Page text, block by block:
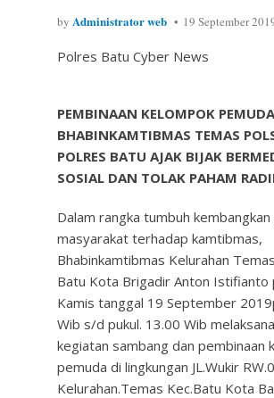
by Administrator web 19 September
Polres Batu Cyber News
PEMBINAAN KELOMPOK
BHABINKAMTIBMAS TEMAS
POLRES BATU AJAK BIJAK
SOSIAL DAN TOLAK PAHAM
Dalam rangka tumbuh
masyarakat terhadap kamtibmas,
Bhabinkamtibmas Kelurahan
Batu Kota Brigadir Anton Istifianto
Kamis tanggal 19 September
Wib s/d pukul. 13.00 Wib
kegiatan sambang dan pembinaan
pemuda di lingkungan JL.Wukir
Kelurahan.Temas Kec.Batu Kota